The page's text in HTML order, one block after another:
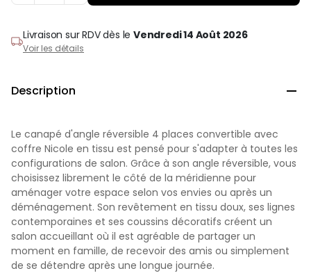
Livraison sur RDVdès leVendredi 14 Août 2026
Voir les détails
Description 
Le canapé d'angle réversible 4 places convertible avec
coffre Nicole en tissu est pensé pour s'adapter à toutes les
configurations de salon. Grâce à son angle réversible, vous
choisissez librement le côté de la méridienne pour
aménager votre espace selon vos envies ou après un
déménagement. Son revêtement en tissu doux, ses lignes
contemporaines et ses coussins décoratifs créent un
salon accueillant où il est agréable de partager un
moment en famille, de recevoir des amis ou simplement
de se détendre après une longue journée.